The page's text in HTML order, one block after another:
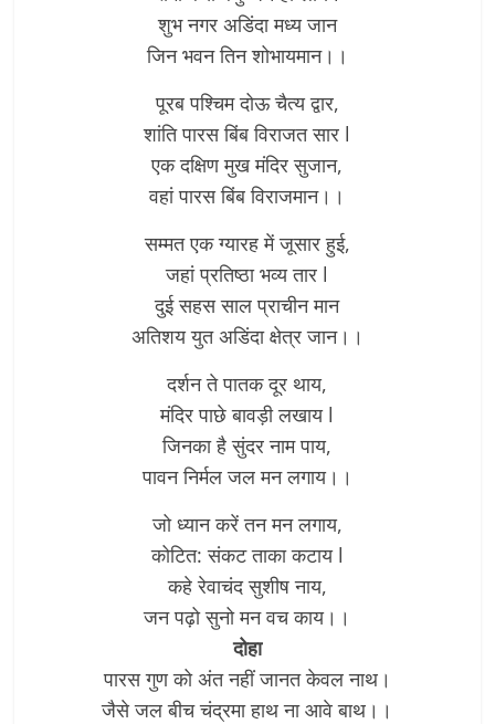
शुभ नगर अडिंदा मध्य जान
जिन भवन तिन शोभायमान।।
पूरब पश्चिम दोऊ चैत्य द्वार,
शांति पारस बिंब विराजत सार l
एक दक्षिण मुख मंदिर सुजान,
वहां पारस बिंब विराजमान।।
सम्मत एक ग्यारह में जूसार हुई,
जहां प्रतिष्ठा भव्य तार l
दुई सहस साल प्राचीन मान
अतिशय युत अडिंदा क्षेत्र जान।।
दर्शन ते पातक दूर थाय,
मंदिर पाछे बावड़ी लखाय l
जिनका है सुंदर नाम पाय,
पावन निर्मल जल मन लगाय।।
जो ध्यान करें तन मन लगाय,
कोटित: संकट ताका कटाय l
कहे रेवाचंद सुशीष नाय,
जन पढ़ो सुनो मन वच काय।।
दोहा
पारस गुण को अंत नहीं जानत केवल नाथ।
जैसे जल बीच चंद्रमा हाथ ना आवे बाथ।।